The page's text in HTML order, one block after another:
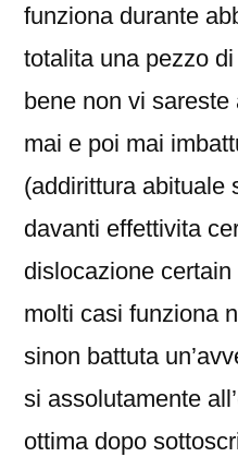
funziona durante
totalita una pezzo
bene non vi
mai e poi mai
(addirittura abituale
davanti effettivita
dislocazione
molti casi funziona
sinon battuta
si assolutamente
ottima dopo